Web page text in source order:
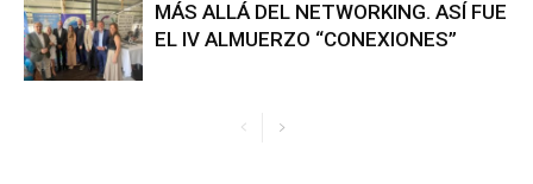
MÁS ALLÁ DEL NETWORKING. ASÍ FUE
EL IV ALMUERZO “CONEXIONES”